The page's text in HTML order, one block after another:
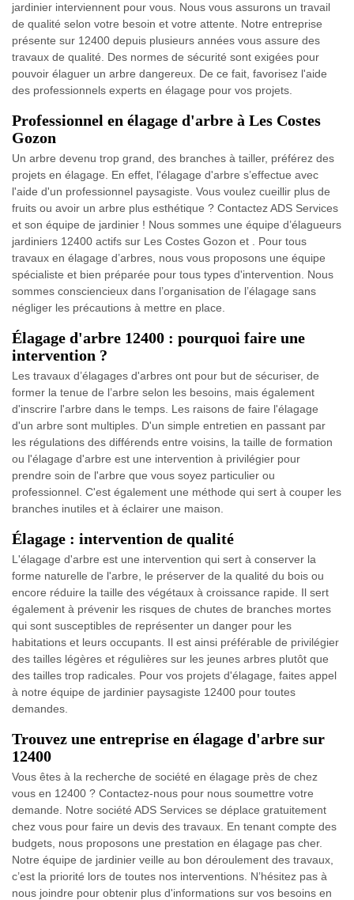
jardinier interviennent pour vous. Nous vous assurons un travail
de qualité selon votre besoin et votre attente. Notre entreprise
présente sur 12400 depuis plusieurs années vous assure des
travaux de qualité. Des normes de sécurité sont exigées pour
pouvoir élaguer un arbre dangereux. De ce fait, favorisez l'aide
des professionnels experts en élagage pour vos projets.
Professionnel en élagage d'arbre à Les Costes
Gozon
Un arbre devenu trop grand, des branches à tailler, préférez des
projets en élagage. En effet, l'élagage d'arbre s’effectue avec
l'aide d'un professionnel paysagiste. Vous voulez cueillir plus de
fruits ou avoir un arbre plus esthétique ? Contactez ADS Services
et son équipe de jardinier ! Nous sommes une équipe d’élagueurs
jardiniers 12400 actifs sur Les Costes Gozon et . Pour tous
travaux en élagage d’arbres, nous vous proposons une équipe
spécialiste et bien préparée pour tous types d'intervention. Nous
sommes consciencieux dans l’organisation de l’élagage sans
négliger les précautions à mettre en place.
Élagage d'arbre 12400 : pourquoi faire une
intervention ?
Les travaux d’élagages d'arbres ont pour but de sécuriser, de
former la tenue de l’arbre selon les besoins, mais également
d'inscrire l'arbre dans le temps. Les raisons de faire l'élagage
d'un arbre sont multiples. D'un simple entretien en passant par
les régulations des différends entre voisins, la taille de formation
ou l'élagage d'arbre est une intervention à privilégier pour
prendre soin de l'arbre que vous soyez particulier ou
professionnel. C'est également une méthode qui sert à couper les
branches inutiles et à éclairer une maison.
Élagage : intervention de qualité
L'élagage d'arbre est une intervention qui sert à conserver la
forme naturelle de l'arbre, le préserver de la qualité du bois ou
encore réduire la taille des végétaux à croissance rapide. Il sert
également à prévenir les risques de chutes de branches mortes
qui sont susceptibles de représenter un danger pour les
habitations et leurs occupants. Il est ainsi préférable de privilégier
des tailles légères et régulières sur les jeunes arbres plutôt que
des tailles trop radicales. Pour vos projets d'élagage, faites appel
à notre équipe de jardinier paysagiste 12400 pour toutes
demandes.
Trouvez une entreprise en élagage d'arbre sur
12400
Vous êtes à la recherche de société en élagage près de chez
vous en 12400 ? Contactez-nous pour nous soumettre votre
demande. Notre société ADS Services se déplace gratuitement
chez vous pour faire un devis des travaux. En tenant compte des
budgets, nous proposons une prestation en élagage pas cher.
Notre équipe de jardinier veille au bon déroulement des travaux,
c’est la priorité lors de toutes nos interventions. N’hésitez pas à
nous joindre pour obtenir plus d'informations sur vos besoins en